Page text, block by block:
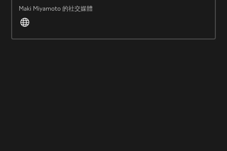
Maki Miyamoto 的社交媒體